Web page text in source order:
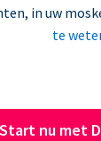
in uw
te
Start nu met